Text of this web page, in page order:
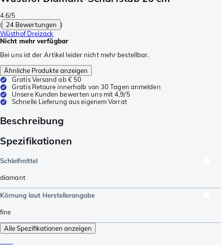
4.6/5
( 24 Bewertungen )
Wüsthof Dreizack
Nicht mehr verfügbar
Bei uns ist der Artikel leider nicht mehr bestellbar.
Ähnliche Produkte anzeigen
Gratis Versand ab € 50
Gratis Retoure innerhalb von 30 Tagen anmelden
Unsere Kunden bewerten uns mit 4,9/5
Schnelle Lieferung aus eigenem Vorrat
Beschreibung
Spezifikationen
Schleifmittel
diamant
Körnung laut Herstellerangabe
fine
Alle Spezifikationen anzeigen